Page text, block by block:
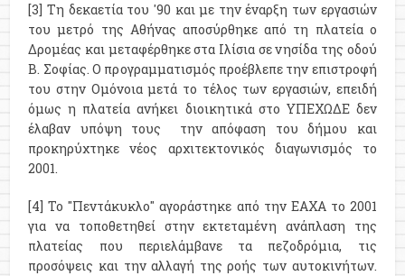
[3] Τη δεκαετία του '90 και με την έναρξη των εργασιών
του μετρό της Αθήνας αποσύρθηκε από τη πλατεία ο
Δρομέας και μεταφέρθηκε στα Ιλίσια σε νησίδα της οδού
Β. Σοφίας. Ο προγραμματισμός προέβλεπε την επιστροφή
του στην Ομόνοια μετά το τέλος των εργασιών, επειδή
όμως η πλατεία ανήκει διοικητικά στο ΥΠΕΧΩΔΕ δεν
έλαβαν υπόψη τους την απόφαση του δήμου και
προκηρύχτηκε νέος αρχιτεκτονικός διαγωνισμός το
2001.
[4] Το "Πεντάκυκλο" αγοράστηκε από την ΕΑΧΑ το 2001
για να τοποθετηθεί στην εκτεταμένη ανάπλαση της
πλατείας που περιελάμβανε τα πεζοδρόμια, τις
προσόψεις και την αλλαγή της ροής των αυτοκινήτων.